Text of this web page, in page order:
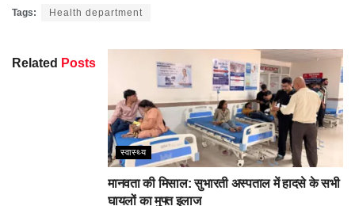
Tags: Health department
Related Posts
स्वास्थ्य
मानवता की मिसाल: सुभारती अस्पताल में हादसे के सभी
घायलों का मुफ्त इलाज